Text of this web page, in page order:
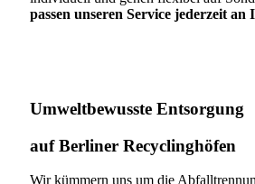
passen unseren Service jederzeit an
Umweltbewusste Entsorgung
auf Berliner Recyclinghöfen​
Wir kümmern uns um die